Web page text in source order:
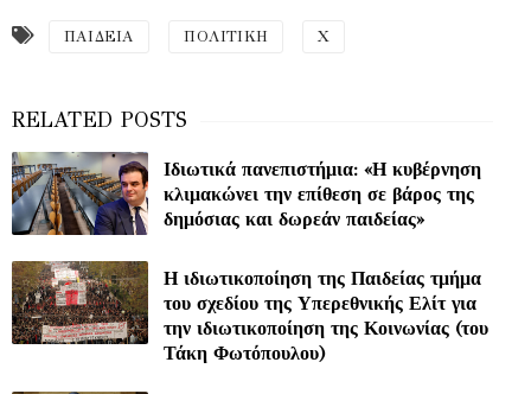
ΠΑΙΔΕΙΑ ΠΟΛΙΤΙΚΗ Χ
Ιδιωτικά πανεπιστήμια: «Η κυβέρνηση
κλιμακώνει την επίθεση σε βάρος της
δημόσιας και δωρεάν παιδείας»
Η ιδιωτικοποίηση της Παιδείας τμήμα
του σχεδίου της Υπερεθνικής Ελίτ για
την ιδιωτικοποίηση της Κοινωνίας (του
Τάκη Φωτόπουλου)